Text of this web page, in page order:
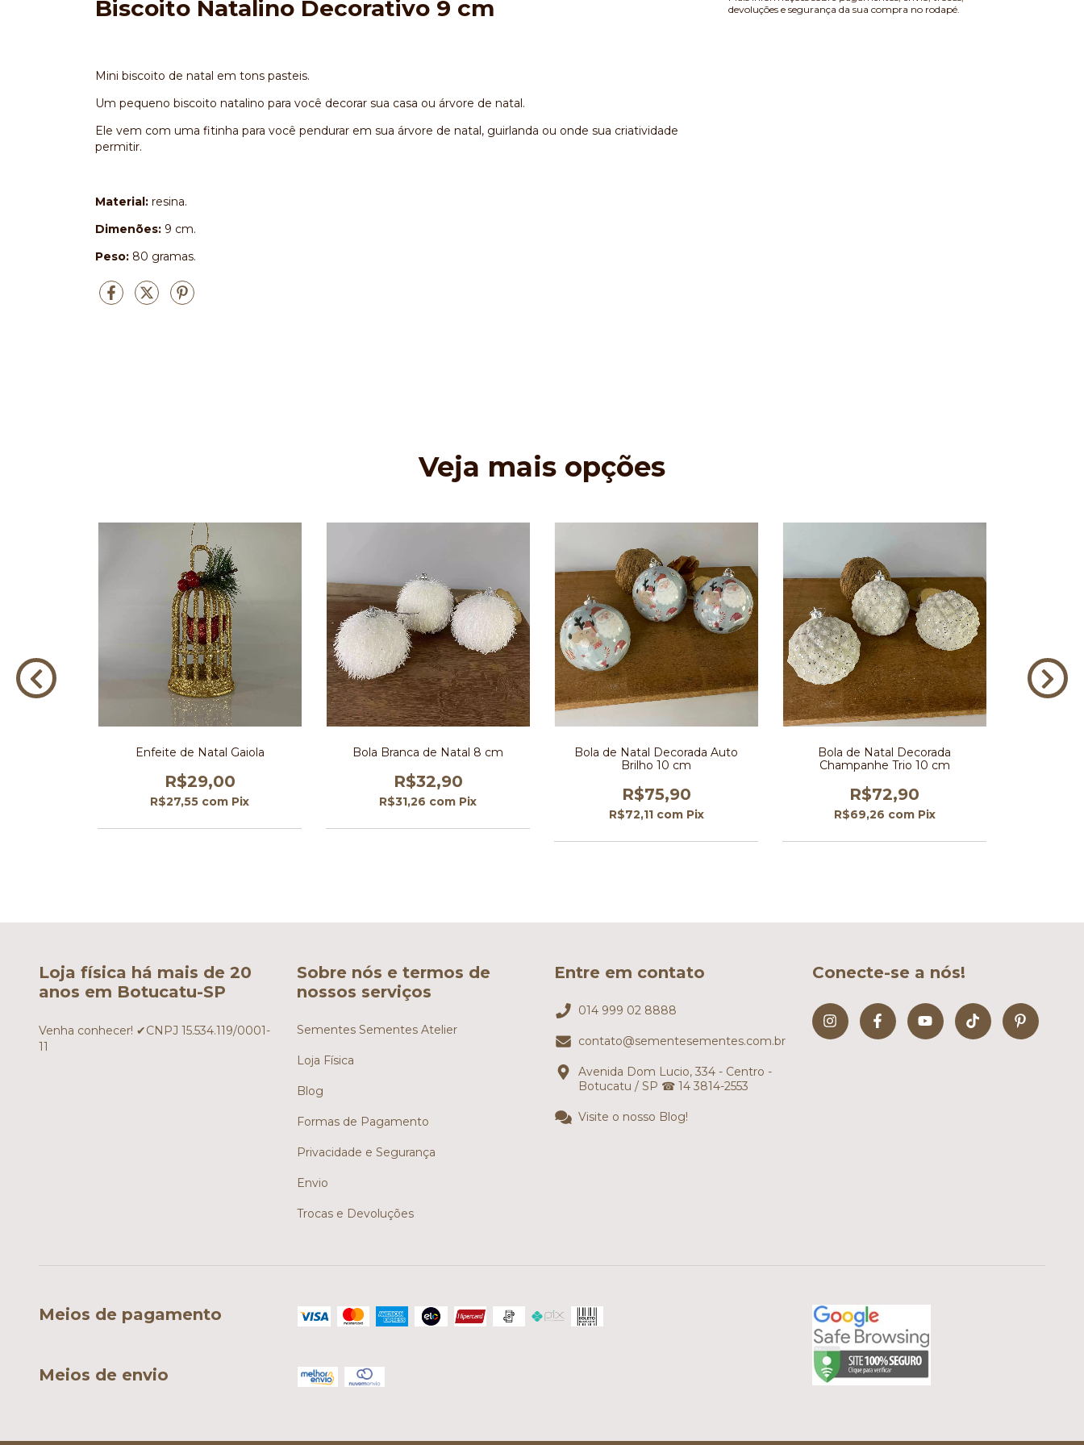
Biscoito Natalino Decorativo 9 cm
Mini biscoito de natal em tons pasteis.
Um pequeno biscoito natalino para você decorar sua casa ou árvore de natal.
Ele vem com uma fitinha para você pendurar em sua árvore de natal, guirlanda ou onde sua criatividade
permitir.
Material: resina.
Dimenões: 9 cm.
Peso: 80 gramas.
devoluções e segurança da sua compra no rodapé.
Veja mais opções
Enfeite de Natal Gaiola
R$29,00
R$27,55 com Pix
Bola Branca de Natal 8 cm
R$32,90
R$31,26 com Pix
Bola de Natal Decorada Auto
Brilho 10 cm
R$75,90
R$72,11 com Pix
Bola de Natal Decorada
Champanhe Trio 10 cm
R$72,90
R$69,26 com Pix
Loja física há mais de 20
anos em Botucatu-SP
Venha conhecer! ✔CNPJ 15.534.119/0001-
11
Sobre nós e termos de
nossos serviços
Sementes Sementes Atelier
Loja Física
Blog
Formas de Pagamento
Privacidade e Segurança
Envio
Trocas e Devoluções
Entre em contato
014 999 02 8888
contato@sementesementes.com.br
Avenida Dom Lucio, 334 - Centro -
Botucatu / SP ☎ 14 3814-2553
Visite o nosso Blog!
Conecte-se a nós!
Meios de pagamento
Meios de envio